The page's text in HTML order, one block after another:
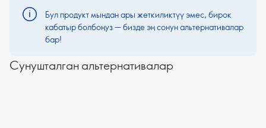
Бул продукт мындан ары жеткиликтүү эмес, бирок
кабатыр болбоңуз — бизде эң сонун альтернативалар
бар!
Сунушталган альтернативалар